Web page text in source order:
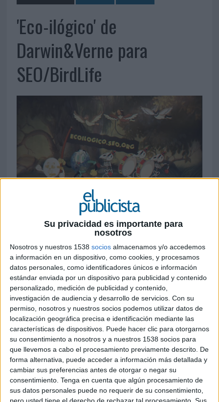
Su privacidad es importante para
nosotros
Nosotros y nuestros 1538 socios almacenamos y/o accedemos
a información en un dispositivo, como cookies, y procesamos
datos personales, como identificadores únicos e información
estándar enviada por un dispositivo para publicidad y contenido
personalizado, medición de publicidad y contenido,
investigación de audiencia y desarrollo de servicios. Con su
permiso, nosotros y nuestros socios podemos utilizar datos de
localización geográfica precisa e identificación mediante las
características de dispositivos. Puede hacer clic para otorgarnos
su consentimiento a nosotros y a nuestros 1538 socios para
que llevemos a cabo el procesamiento previamente descrito. De
forma alternativa, puede acceder a información más detallada y
cambiar sus preferencias antes de otorgar o negar su
consentimiento. Tenga en cuenta que algún procesamiento de
sus datos personales puede no requerir de su consentimiento,
'Eco-ilógico' de
Darwin&Verne para
SEO/BirdLife
Ficha técnica
Anunciante: SEO/BirdLife
Sector: Medioambiente
Técnica de comunicación: Josefina Maestre
Social Media Manager: Sergio Galeano
Coordinadora de Comunicación: Olimpia García
Responsable de Gobernanza Ambiental: Juan
Carlos Atienza
Agencia Creativa: Darwin&Verne
Director general: Alberto Martínez
Responsable de marca: Ivet Honorato
Ejecutiva de marca senior: Nora Ormaetxea
Presidente creativo: Carlos Sanz de Andino
Directores creativos: Pablo Caraballo, Gonzalo
Calvo